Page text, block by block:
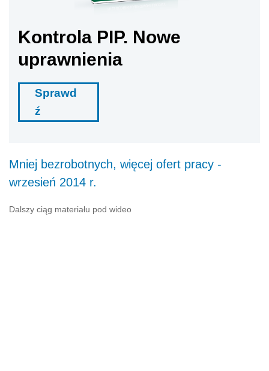
Kontrola PIP. Nowe
uprawnienia
Sprawd
ź
Mniej bezrobotnych, więcej ofert pracy -
wrzesień 2014 r.
Dalszy ciąg materiału pod wideo